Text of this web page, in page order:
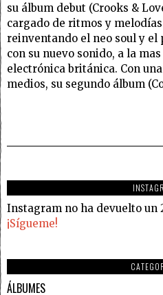
su álbum debut (Crooks &
cargado de ritmos y
reinventando el neo soul y el
con su nuevo sonido, a la
electrónica británica. Con
medios, su segundo álbum
Instagram no ha devuelto un
¡Sígueme!
ÁLBUMES